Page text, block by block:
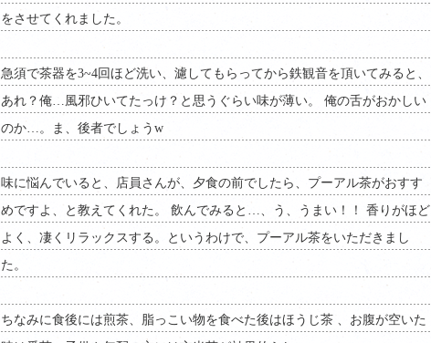
をさせてくれました。
急須で茶器を3~4回ほど洗い、濾してもらってから鉄観音を頂いてみると、
あれ？俺…風邪ひいてたっけ？と思うぐらい味が薄い。 俺の舌がおかしい
のか…。ま、後者でしょうw
味に悩んでいると、店員さんが、夕食の前でしたら、プーアル茶がおすす
めですよ、と教えてくれた。 飲んでみると…、う、うまい！！ 香りがほど
よく、凄くリラックスする。というわけで、プーアル茶をいただきまし
た。
ちなみに食後には煎茶、脂っこい物を食べた後はほうじ茶 、お腹が空いた